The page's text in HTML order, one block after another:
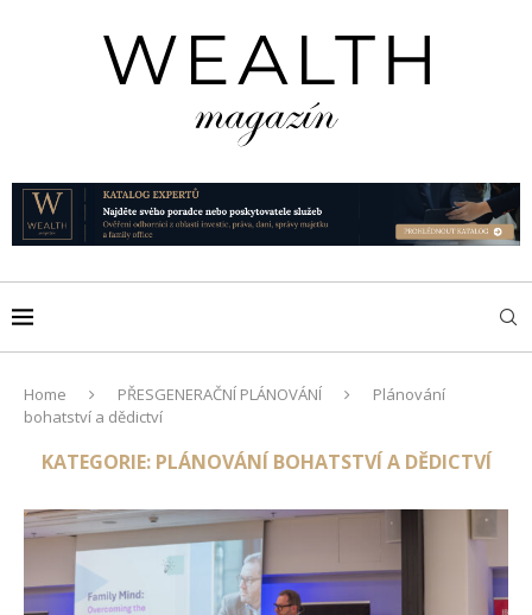
Home PŘESGENERAČNÍ PLÁNOVÁNÍ
Plánování
bohatství a dědictví
KATEGORIE: PLÁNOVÁNÍ BOHATSTVÍ A DĚDICTVÍ